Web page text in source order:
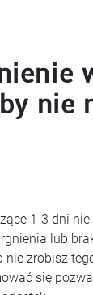
nie
1-3 dni
lub
zrobisz
się